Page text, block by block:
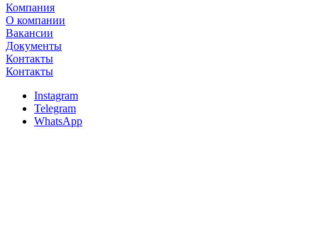
Компания
О компании
Вакансии
Документы
Контакты
Контакты
Instagram
Telegram
WhatsApp